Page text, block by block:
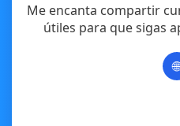
Me encanta compartir
útiles para que sigas
🌐